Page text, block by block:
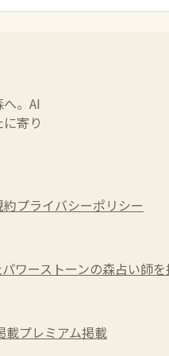
。AI
寄り
約プライバシーポリシー
パワーストーンの森占い師
載プレミアム掲載